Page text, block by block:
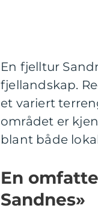
En fjelltur
fjellandskap.
et variert
området er
blant både
En
Sandnes»